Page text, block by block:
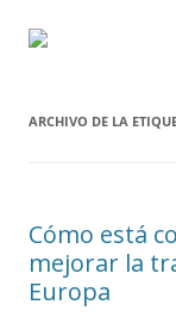
ARCHIVO DE LA
Cómo está
mejorar la
Europa